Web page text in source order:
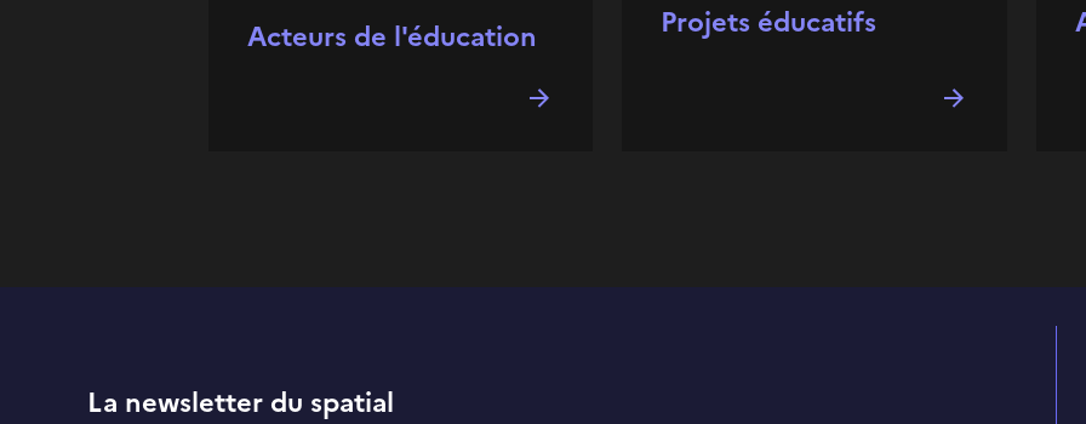
Acteurs de l'éducation Projets éducatifs
La newsletter du spatial